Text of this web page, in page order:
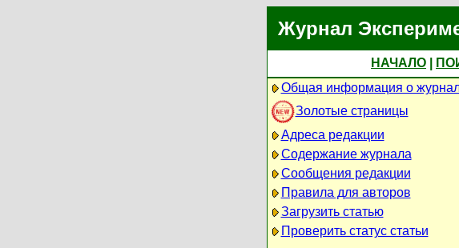
Журнал
НАЧАЛО
Общая информация о
Золотые страницы
Адреса редакции
Содержание журнала
Сообщения редакции
Правила для авторов
Загрузить статью
Проверить статус статьи